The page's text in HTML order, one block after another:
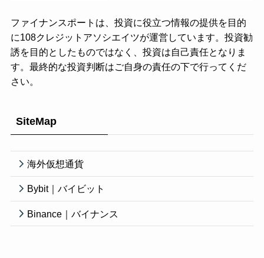
ファイナンスポートは、投資に役立つ情報の提供を目的
に108クレジットアソシエイツが運営しています。投資勧
誘を目的としたものではなく、投資は自己責任となりま
す。最終的な投資判断はご自身の責任の下で行ってくだ
さい。
SiteMap
海外仮想通貨
Bybit｜バイビット
Binance｜バイナンス